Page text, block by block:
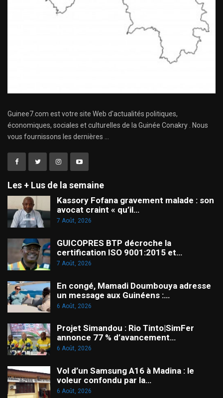
Guinee7.com est votre site Web d'actualités politiques,
économiques, sociales et culturelles de la Guinée Conakry . Nous
vous fournissons les dernières ...
Les + Lus de la semaine
Kassory Fofana gravement malade : son
avocat craint « qu’il…
7 Août, 2026
GUICOPRES BTP décroche la
certification ISO 9001:2015 et…
7 Août, 2026
En congé, Mamadi Doumbouya adresse
un message aux Guinéens :…
6 Août, 2026
Projet Simandou : Rio Tinto|SimFer
annonce 77 % d’avancement…
6 Août, 2026
Vol d’un Samsung A16 à Madina : le
voleur confondu par la…
6 Août, 2026